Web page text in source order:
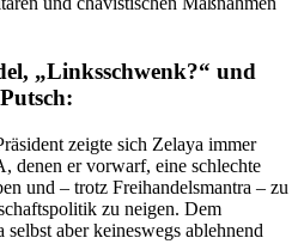
„Linksschwenk?“ und
Putsch:
zeigte sich Zelaya immer
denen er vorwarf, eine schlechte
und – trotz Freihandelsmantra – zu
zu neigen. Dem
aber keineswegs ablehnend